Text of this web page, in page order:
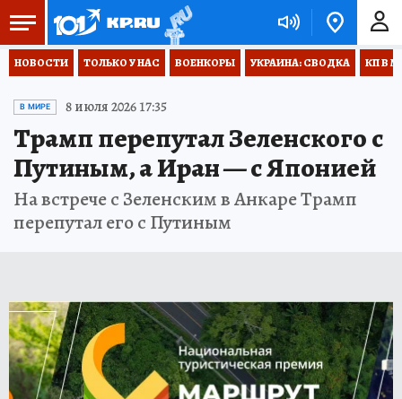
НОВОСТИ ТОЛЬКО У НАС ВОЕНКОРЫ УКРАИНА: СВОДКА КП В
В МИРЕ 8 июля 2026 17:35
Трамп перепутал Зеленского с
Путиным, а Иран — с Японией
На встрече с Зеленским в Анкаре Трамп
перепутал его с Путиным